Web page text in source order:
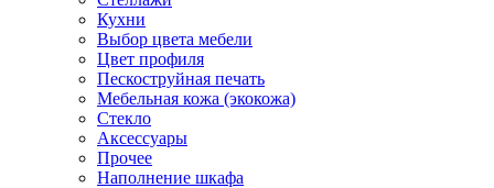
Кухни
Выбор цвета мебели
Цвет профиля
Пескоструйная печать
Мебельная кожа (экокожа)
Стекло
Аксессуары
Прочее
Наполнение шкафа